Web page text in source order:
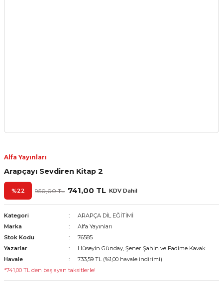
Alfa Yayınları
Arapçayı Sevdiren Kitap 2
%22 950,00 TL 741,00 TL KDV Dahil
Kategori
ARAPÇA DİL EĞİTİMİ
Marka
Alfa Yayınları
Stok Kodu
76585
Yazarlar
Hüseyin Günday, Şener Şahin ve Fadime Kavak
Havale
733,59 TL (%1,00 havale indirimi)
*741,00 TL den başlayan taksitlerle!